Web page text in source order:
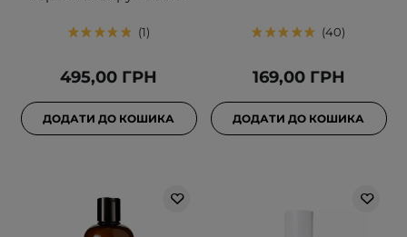
1
495,00 ГРН
ДОДАТИ ДО КОШИКА
40
169,00 ГРН
ДОДАТИ ДО КОШИКА